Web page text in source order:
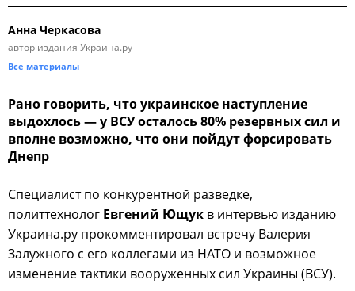
Анна Черкасова
автор издания Украина.ру
Все материалы
Рано говорить, что украинское наступление
выдохлось — у ВСУ осталось 80% резервных сил и
вполне возможно, что они пойдут форсировать
Днепр
Специалист по конкурентной разведке,
политтехнолог Евгений Ющук в интервью изданию
Украина.ру прокомментировал встречу Валерия
Залужного с его коллегами из НАТО и возможное
изменение тактики вооруженных сил Украины (ВСУ).